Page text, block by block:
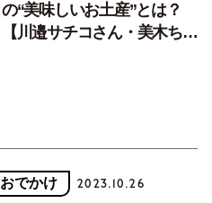
の“美味しいお土産”とは？
【川邉サチコさん・美木ちが
おでかけ 2023.10.26